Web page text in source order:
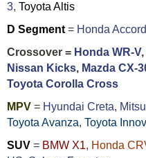
3, Toyota Altis
D Segment = Honda Accord
Crossover = Honda WR-V,
Nissan Kicks, Mazda CX-
Toyota Corolla Cross
MPV = Hyundai Creta,
Toyota Avanza, Toyota
SUV = BMW X1, Honda